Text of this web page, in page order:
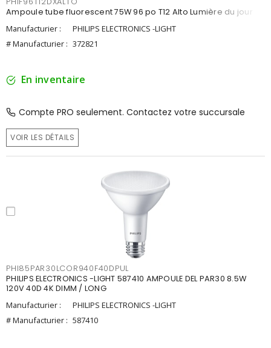
Ampoule tube fluorescent 75W 96 po T12 Alto Lumière du jour
Manufacturier :
PHILIPS ELECTRONICS -LIGHT
# Manufacturier : 372821
En inventaire
Compte PRO seulement. Contactez votre succursale
VOIR LES DÉTAILS
PHI85PAR30LCOR940F40DPUL
PHILIPS ELECTRONICS -LIGHT 587410 AMPOULE DEL PAR30 8.5W
120V 40D 4K DIMM / LONG
Manufacturier :
PHILIPS ELECTRONICS -LIGHT
# Manufacturier : 587410